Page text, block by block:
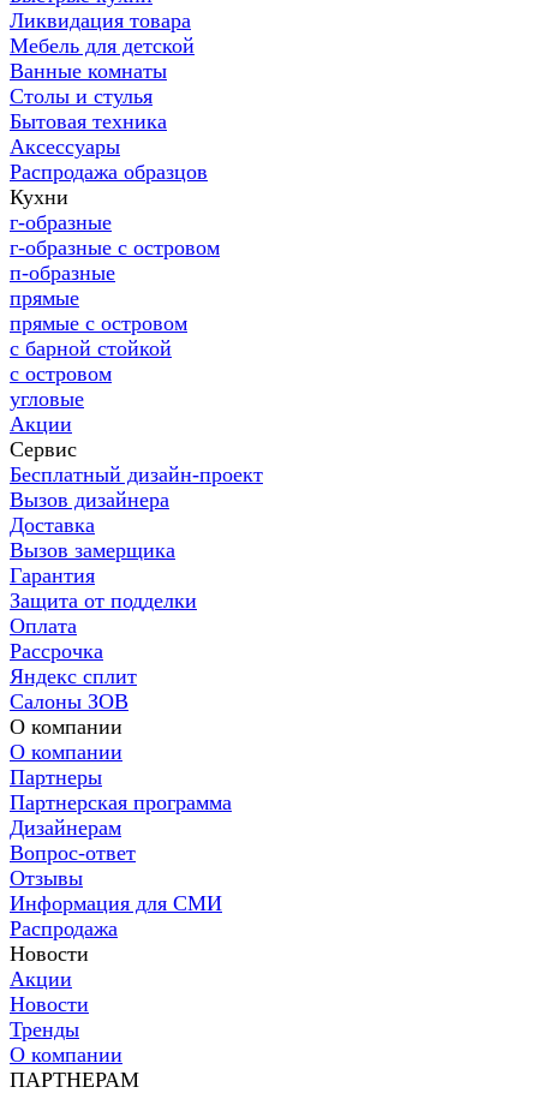
Ликвидация товара
Мебель для детской
Ванные комнаты
Столы и стулья
Бытовая техника
Аксессуары
Распродажа образцов
Кухни
г-образные
г-образные с островом
п-образные
прямые
прямые с островом
с барной стойкой
с островом
угловые
Акции
Сервис
Бесплатный дизайн-проект
Вызов дизайнера
Доставка
Вызов замерщика
Гарантия
Защита от подделки
Оплата
Рассрочка
Яндекс сплит
Салоны ЗОВ
О компании
О компании
Партнеры
Партнерская программа
Дизайнерам
Вопрос-ответ
Отзывы
Информация для СМИ
Распродажа
Новости
Акции
Новости
Тренды
О компании
ПАРТНЕРАМ